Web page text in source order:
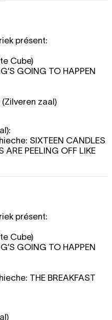
présent:
Cube)
GOING TO HAPPEN
(Zilveren zaal)
SIXTEEN CANDLES
ARE PEELING OFF LIKE
présent:
Cube)
GOING TO HAPPEN
THE BREAKFAST